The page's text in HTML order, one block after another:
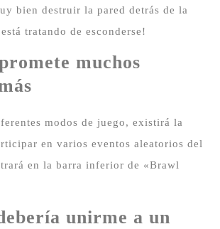
bien destruir la pared detrás de la
tratando de esconderse!
muchos
modos de juego, existirá la
en varios eventos aleatorios del
en la barra inferior de «Brawl
unirme a un